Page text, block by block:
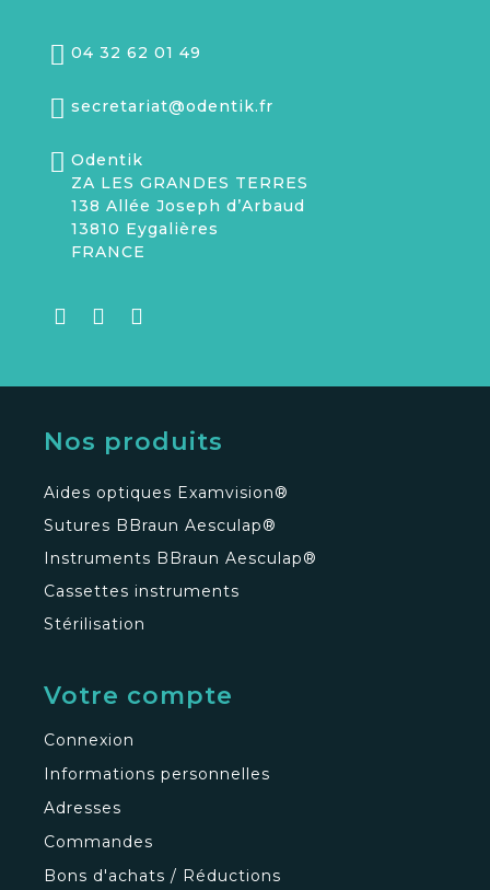
04 32 62 01 49
secretariat@odentik.fr
Odentik
ZA LES GRANDES TERRES
138 Allée Joseph d’Arbaud
13810 Eygalières
FRANCE
Nos produits
Aides optiques Examvision®
Sutures BBraun Aesculap®
Instruments BBraun Aesculap®
Cassettes instruments
Stérilisation
Votre compte
Connexion
Informations personnelles
Adresses
Commandes
Bons d'achats / Réductions